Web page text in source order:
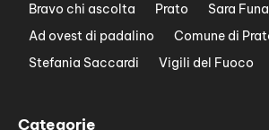
Bravo chi ascolta
Prato Sara
Ad ovest di padalino
Comune di
Stefania Saccardi
Vigili del Fuoco
Categorie